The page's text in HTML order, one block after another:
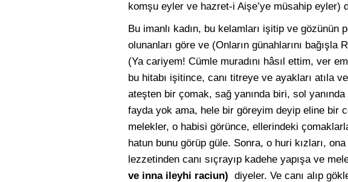
komşu eyler ve hazret-i Aişe’ye müsahip eyler)
Bu imanlı kadın, bu kelamları işitip ve gözünün
olunanları göre ve (Onların günahlarını
(Ya cariyem! Cümle muradını hâsıl ettim, ver
bu hitabı işitince, canı titreye ve ayakları atıla
ateşten bir çomak, sağ yanında biri, sol
fayda yok ama, hele bir göreyim deyip eline bir
melekler, o habisi görünce, ellerindeki
hatun bunu görüp güle. Sonra, o huri kızları,
lezzetinden canı sıçrayıp kadehe yapışa ve
ve inna ileyhi raciun) diyeler. Ve canı alıp